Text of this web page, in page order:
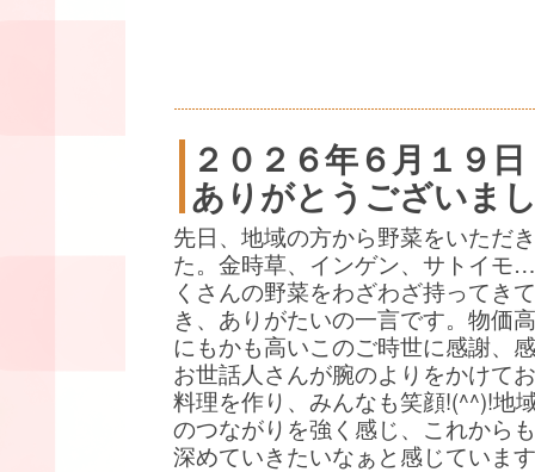
２０２６年６月１９日
ありがとうございま
先日、地域の方から野菜をいただ
た。金時草、インゲン、サトイモ
くさんの野菜をわざわざ持ってき
き、ありがたいの一言です。物価
にもかも高いこのご時世に感謝、
お世話人さんが腕のよりをかけて
料理を作り、みんなも笑顔!(^^)!地
のつながりを強く感じ、これから
深めていきたいなぁと感じていま